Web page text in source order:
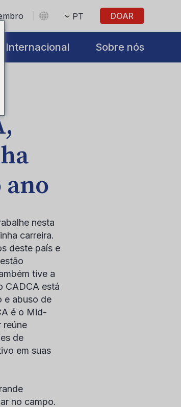
PT DOAR
Internacional Sobre nós
ano
nesta
carreira.
deste país e
tive a
CADCA está
e abuso de
é o Mid-
reúne
de
em suas
no campo.